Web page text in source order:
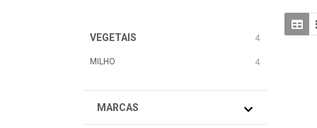
VEGETAIS 4
MILHO 4
MARCAS